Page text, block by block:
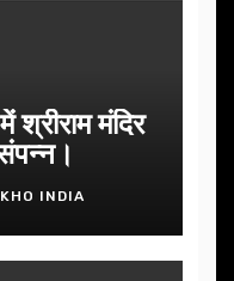
मंदिर
INDIA